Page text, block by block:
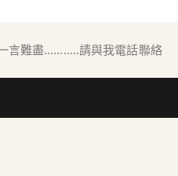
言難盡...........請與我電話聯絡